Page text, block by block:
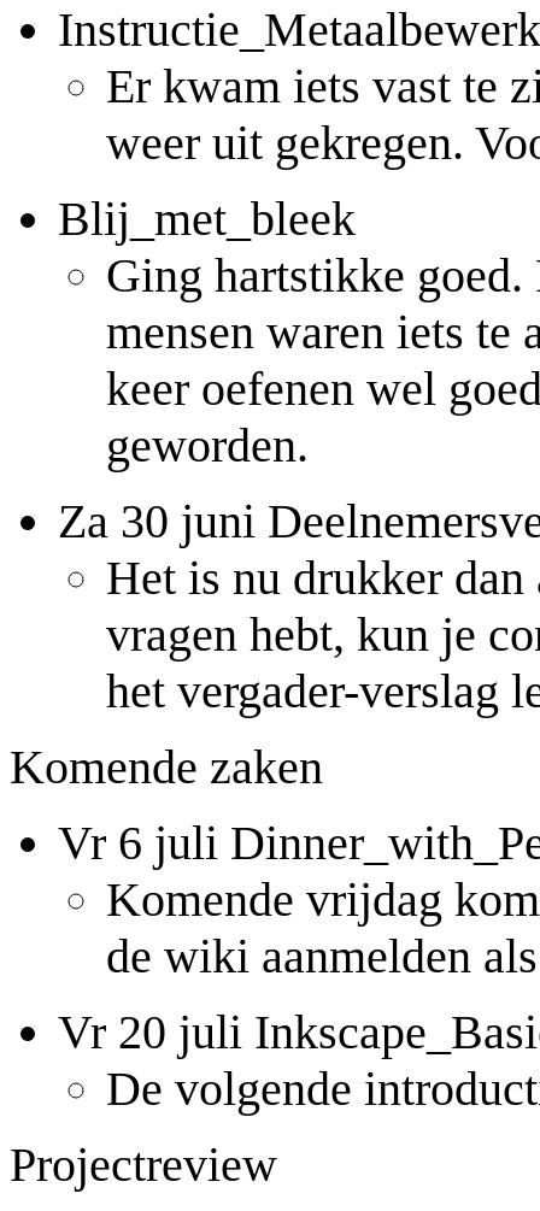
Er kwam iets vast te
weer uit gekregen.
Blij_met_bleek
Ging hartstikke goed.
mensen waren iets te
keer oefenen wel
geworden.
Za 30 juni
Het is nu drukker
vragen hebt, kun je
het vergader-verslag
Komende zaken
Vr 6 juli
Komende vrijdag
de wiki aanmelden
Vr 20 juli
De volgende
Projectreview